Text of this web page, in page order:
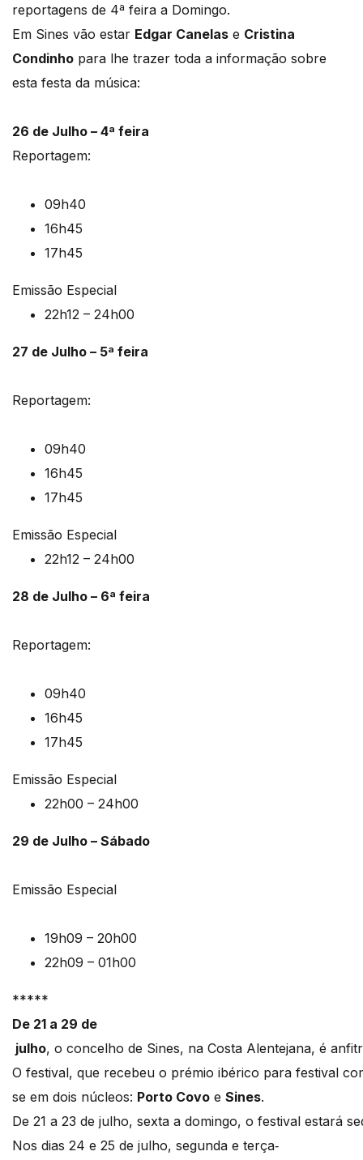
reportagens de 4ª feira a Domingo.
Em Sines vão estar Edgar Canelas e Cristina
Condinho para lhe trazer toda a informação sobre
esta festa da música:
26 de Julho – 4ª feira
Reportagem:
09h40
16h45
17h45
Emissão Especial
22h12 – 24h00
27 de Julho – 5ª feira
Reportagem:
09h40
16h45
17h45
Emissão Especial
22h12 – 24h00
28 de Julho – 6ª feira
Reportagem:
09h40
16h45
17h45
Emissão Especial
22h00 – 24h00
29 de Julho – Sábado
Emissão Especial
19h09 – 20h00
22h09 – 01h00
*****
De 21 a 29 de
julho, o concelho de Sines, na Costa Alentejana, é
O festival, que recebeu o prémio ibérico para festival
se em dois núcleos: Porto Covo e Sines.
De 21 a 23 de julho, sexta a domingo, o festival estará
Nos dias 24 e 25 de julho, segunda e terça‐